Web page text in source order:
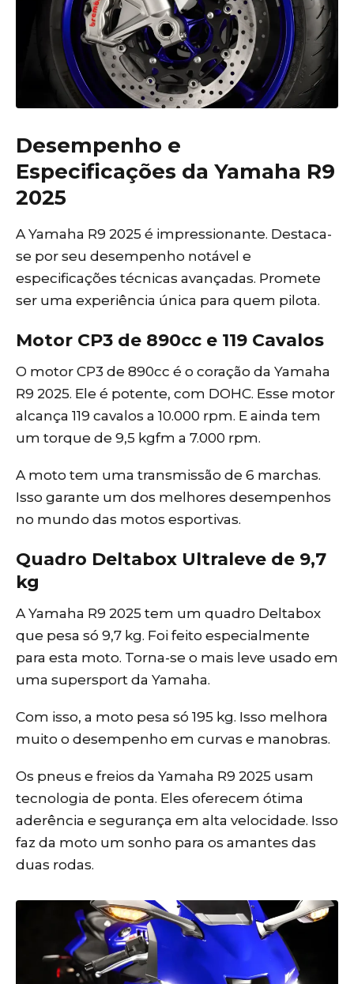
Desempenho e
Especificações da Yamaha R9
2025
A Yamaha R9 2025 é impressionante. Destaca-
se por seu desempenho notável e
especificações técnicas avançadas. Promete
ser uma experiência única para quem pilota.
Motor CP3 de 890cc e 119 Cavalos
O motor CP3 de 890cc é o coração da Yamaha
R9 2025. Ele é potente, com DOHC. Esse motor
alcança 119 cavalos a 10.000 rpm. E ainda tem
um torque de 9,5 kgfm a 7.000 rpm.
A moto tem uma transmissão de 6 marchas.
Isso garante um dos melhores desempenhos
no mundo das motos esportivas.
Quadro Deltabox Ultraleve de 9,7
kg
A Yamaha R9 2025 tem um quadro Deltabox
que pesa só 9,7 kg. Foi feito especialmente
para esta moto. Torna-se o mais leve usado em
uma supersport da Yamaha.
Com isso, a moto pesa só 195 kg. Isso melhora
muito o desempenho em curvas e manobras.
Os pneus e freios da Yamaha R9 2025 usam
tecnologia de ponta. Eles oferecem ótima
aderência e segurança em alta velocidade. Isso
faz da moto um sonho para os amantes das
duas rodas.